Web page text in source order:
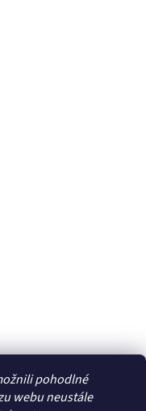
pohodlné
webu neustále